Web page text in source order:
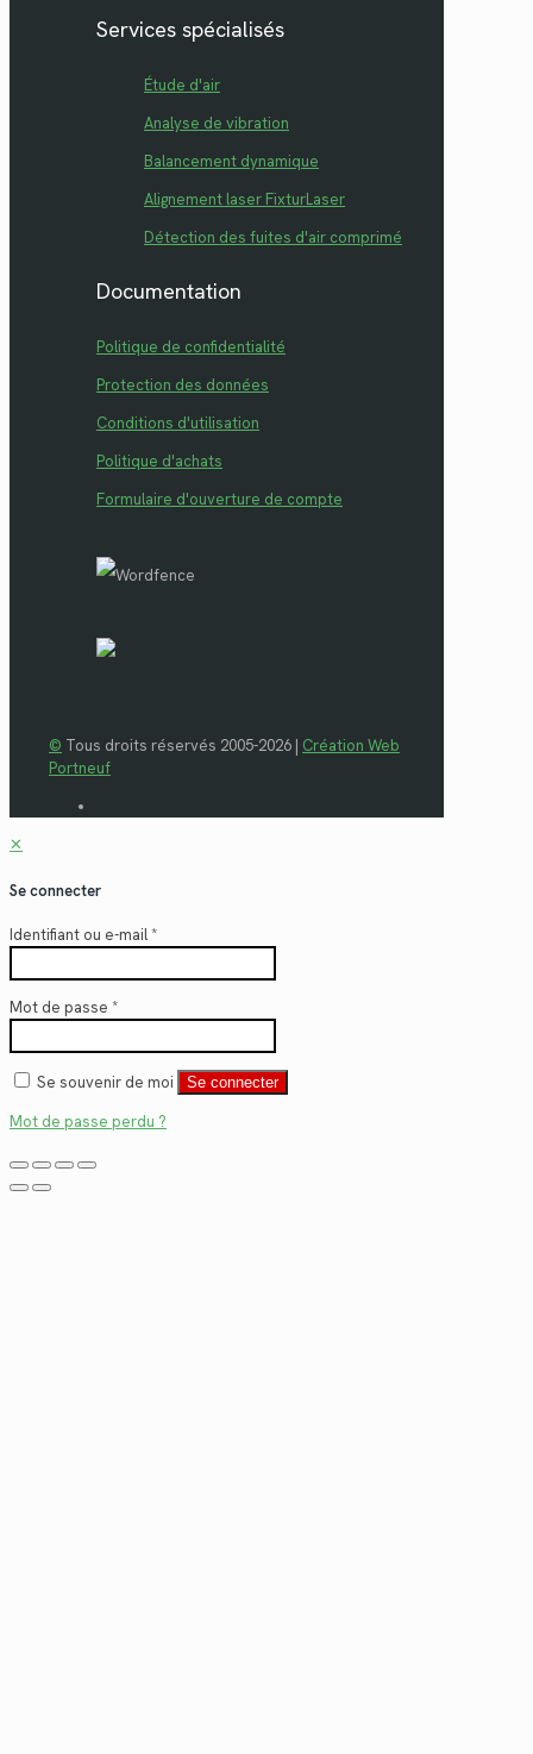
Services spécialisés
Étude d'air
Analyse de vibration
Balancement dynamique
Alignement laser FixturLaser
Détection des fuites d'air comprimé
Documentation
Politique de confidentialité
Protection des données
Conditions d'utilisation
Politique d'achats
Formulaire d'ouverture de compte
© Tous droits réservés 2005-2026 | Création Web
Portneuf
✕
Se connecter
Identifiant ou e-mail*
Mot de passe *
Se souvenir de moi Se connecter
Mot de passe perdu ?